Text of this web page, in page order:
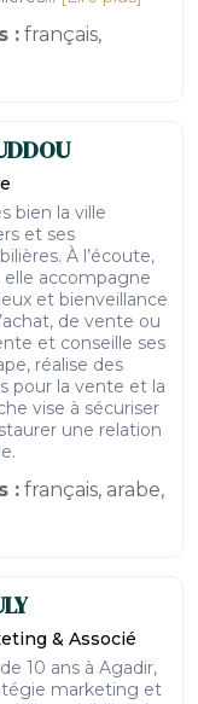
: français,
bien la ville
et ses
À l’écoute,
accompagne
et bienveillance
de vente ou
et conseille ses
réalise des
pour la vente et la
vise à sécuriser
une relation
: français, arabe,
& Associé
10 ans à Agadir,
marketing et